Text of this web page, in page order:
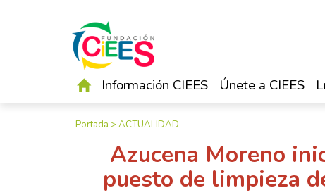
Información CIEES Únete a CIEES
Portada >ACTUALIDAD
Azucena Moreno
puesto de limpieza